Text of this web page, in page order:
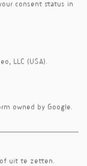
consent status in
LLC (USA).
owned by Google.
of uit te zetten.